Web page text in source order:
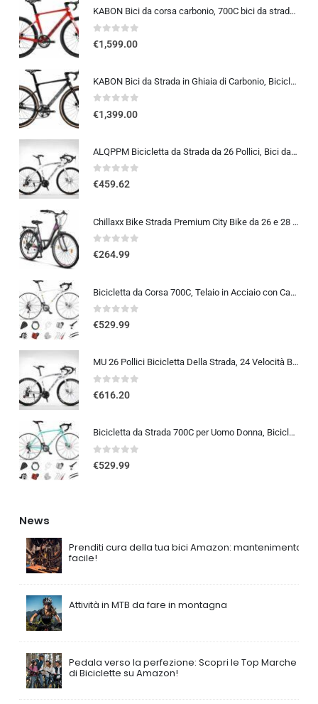
KABON Bici da corsa carbonio, 700C bici da strada T800 Completamente carbonio con Shimano 105 R7000 22 velocità 8.1 KG Leg…
0out of 5
€1,599.00
KABON Bici da Strada in Ghiaia di Carbonio, Bicicletta con Telaio in Fibra di Carbonio T800 con Bicicletta da Corsa con Fr…
0out of 5
€1,399.00
ALQPPM Bicicletta da Strada da 26 Pollici, Bici da 24 Velocità, Freno a Doppio Disco, Telaio in Acciaio ad Alto Tenore Di …
0out of 5
€459.62
Chillaxx Bike Strada Premium City Bike da 26 e 28 pollici, bicicletta per ragazze, ragazzi, uomini e donne, cambio a 21 ma…
0out of 5
€264.99
Bicicletta da Corsa 700C, Telaio in Acciaio con Cambio a 24/27/30 Marce, Bicicletta da Strada per Uomo Donna, Bici da Stra…
0out of 5
€529.99
MU 26 Pollici Bicicletta Della Strada, 24 Velocità Bici, Doppio Disco Freno, Acciaio Al Carbonio Telaio, Strada Biciclette…
0out of 5
€616.20
Bicicletta da Strada 700C per Uomo Donna, Bicicletta da Corsa con Freno a Disco 24/27/30 velocità, Telaio in Acciaio ad Al…
0out of 5
€529.99
News
Prenditi cura della tua bici Amazon: mantenimento
facile!
Attività in MTB da fare in montagna
Pedala verso la perfezione: Scopri le Top Marche
di Biciclette su Amazon!